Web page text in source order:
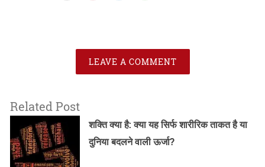
LEAVE A COMMENT
Related Post
शक्ति क्या है: क्या यह सिर्फ शारीरिक ताकत है या
दुनिया बदलने वाली ऊर्जा?